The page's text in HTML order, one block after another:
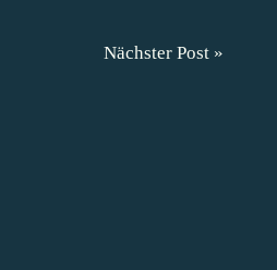
Nächster Post »